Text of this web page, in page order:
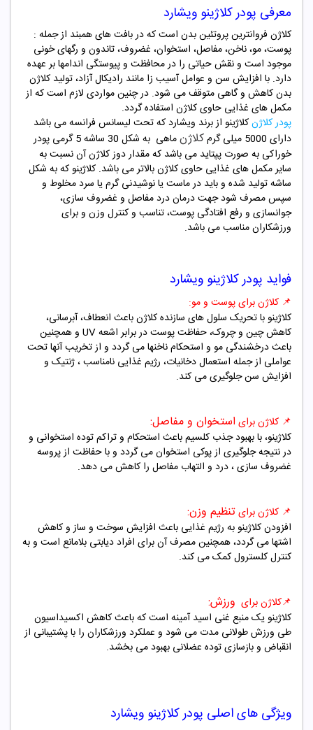
معرفی پودر کلاژینو ویشارد
کلاژن فروانترین پروتئین بدن است که در بافت های همبند از جمله :
پوست، مو، ناخن، مفاصل، استخوان، غضروف، تاندون و رگهای خونی
موجود است و نقش حیاتی را در محافظت و پیوستگی اندامها بر عهده
دارد. با افزایش سن و عوامل آسیب زا مانند رادیکال آزاد، تولید کلاژن
بدن کاهش و گاهی متوقف می شود. در چنین مواردی لازم است که از
مکمل های غذایی حاوی کلاژن استفاده گردد.
پودر کلاژنکلاژینو از برند ویشارد که تحت لیسانس فرانسه می باشد
دارای 5000 میلی گرم
کلاژن
ماهی به شکل 30 ساشه 5 گرمی پودر
خوراکی به صورت پپتاید می باشد که مقدار دوز کلاژن آن نسبت به
سایر مکمل های غذایی حاوی کلاژن بالاتر می باشد. کلاژینو که به شکل
ساشه تولید شده و باید در ماست یا نوشیدنی گرم یا سرد مخلوط و
سپس مصرف شود جهت درمان درد مفاصل و غضروف سازی،
جوانسازی و رفع افتادگی پوست، تناسب و کنترل وزن و برای
ورزشکاران مناسب می باشد.
فواید پودر کلاژینو ویشارد
📌 کلاژن برایپوست و مو:
کلاژینو با تحریک سلول های سازنده کلاژن باعث انعطاف، آبرسانی،
کاهش چین و چروک، حفاظت پوست در برابر اشعه UV و همچنین
باعث درخشندگی مو و استحکام ناخنها می گردد و از تخریب آنها تحت
عواملی از جمله استعمال دخانیات، رژیم غذایی نامناسب ، ژنتیک و
افزایش سن جلوگیری می کند.
📌 کلاژن برای استخوان و مفاصل:
کلاژینو، با بهبود جذب کلسیم باعث استحکام و تراکم توده استخوانی و
در نتیجه جلوگیری از پوکی استخوان می گردد و با حفاظت از پروسه
غضروف سازی ، درد و التهاب مفاصل را کاهش می دهد.
📌 کلاژن برایتنظیم وزن:
افزودن کلاژینو به رژیم غذایی باعث افزایش سوخت و ساز و کاهش
اشتها می گردد، همچنین مصرف آن برای افراد دیابتی بلامانع است و به
کنترل کلسترول کمک می کند.
📌کلاژن برای ورزش:
کلاژینو یک منبع غنی اسید آمینه است که باعث کاهش اکسیداسیون
طی ورزش طولانی مدت می شود و عملکرد ورزشکاران را با پشتیبانی از
انقباض و بازسازی توده عضلانی بهبود می بخشد.
ویژگی های اصلی پودر کلاژینو ویشارد